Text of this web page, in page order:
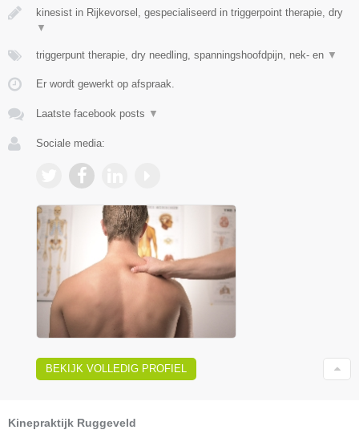
kinesist in Rijkevorsel, gespecialiseerd in triggerpoint therapie, dry
▼
triggerpunt therapie, dry needling, spanningshoofdpijn, nek- en ▼
Er wordt gewerkt op afspraak.
Laatste facebook posts ▼
Sociale media:
BEKIJK VOLLEDIG PROFIEL
Kinepraktijk Ruggeveld